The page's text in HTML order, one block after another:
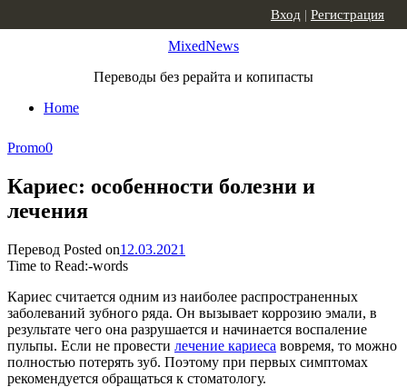
MixedNews
Переводы без рерайта и копипасты
Home
Вход | Регистрация
Promo0
Кариес: особенности болезни и
лечения
Перевод Posted on12.03.2021
Time to Read:-words
Кариес считается одним из наиболее распространенных
заболеваний зубного ряда. Он вызывает коррозию эмали, в
результате чего она разрушается и начинается воспаление
пульпы. Если не провести лечение кариеса вовремя, то можно
полностью потерять зуб. Поэтому при первых симптомах
рекомендуется обращаться к стоматологу.